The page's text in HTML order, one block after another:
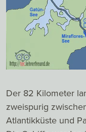
Der 82 Kilometer
zweispurig
Atlantikküste und